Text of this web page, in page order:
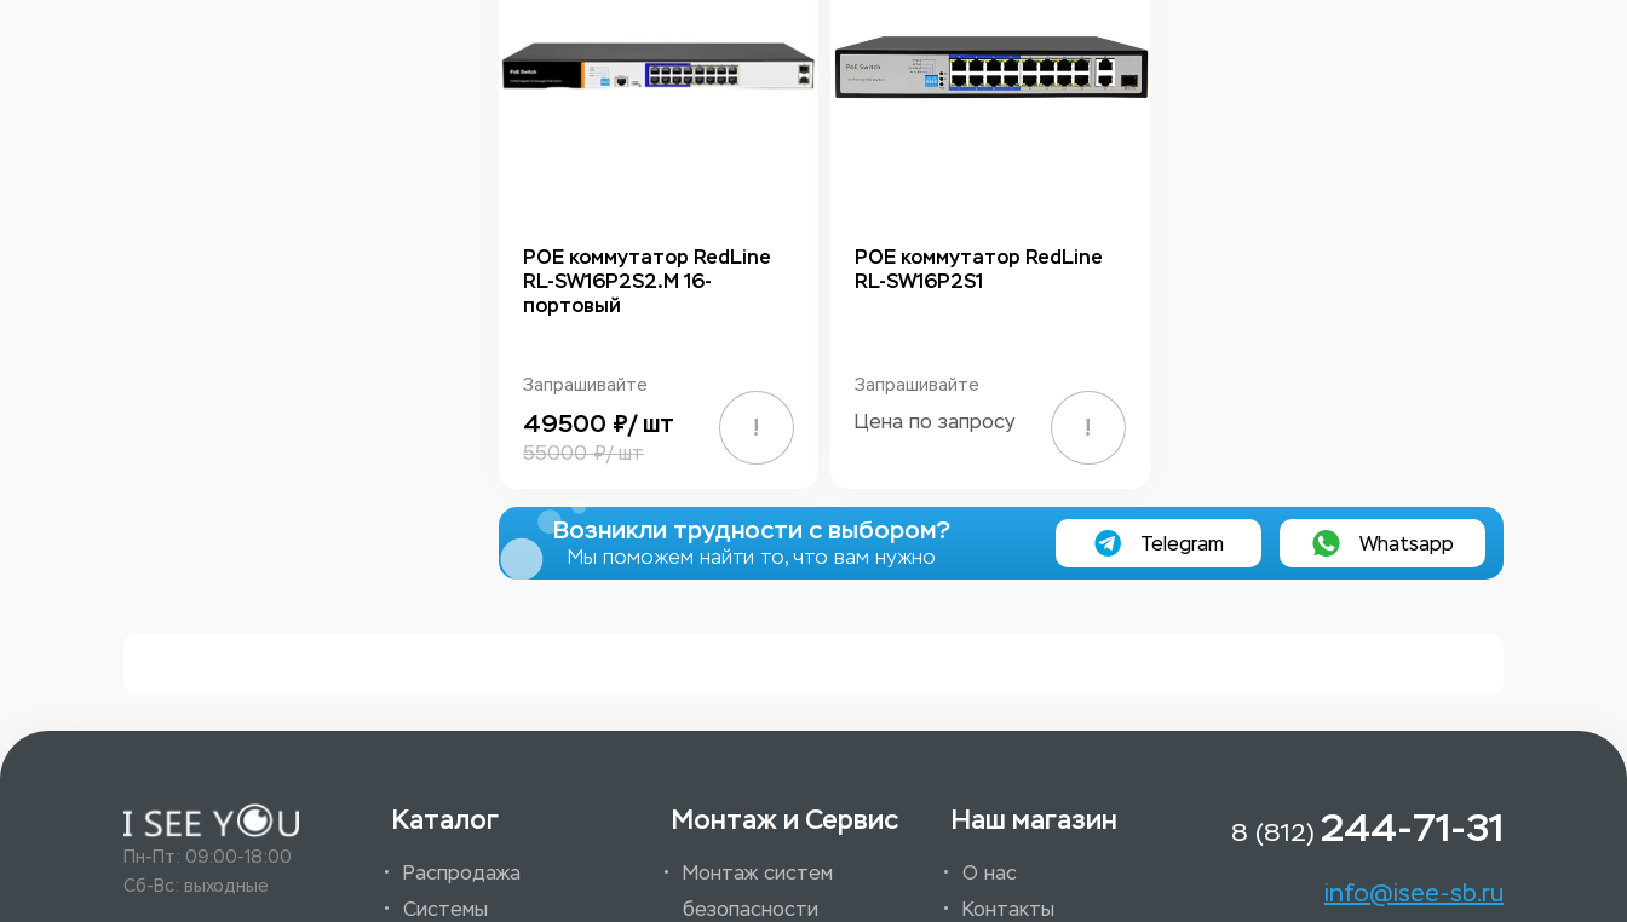
POE коммутатор RedLine
RL-SW16P2S2.M 16-
портовый
Запрашивайте
49500 ₽/ шт
55000 ₽/ шт
!
POE коммутатор RedLine
RL-SW16P2S1
Запрашивайте
Цена по запросу !
Возникли трудности с выбором?
Мы поможем найти то, что вам нужно
Telegram Whatsapp
Пн-Пт: 09:00-18:00
Сб-Вс: выходные
Каталог
Распродажа
Системы
Монтаж и Сервис
Монтаж систем
безопасности
Наш магазин
О нас
Контакты
8 (812) 244-71-31
info@isee-sb.ru